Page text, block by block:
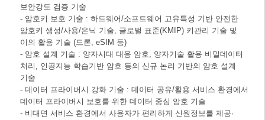
보안강도 검증 기술
- 암호키 보호 기술 : 하드웨어/소프트웨어 고유특성 기반 안전한
암호키 생성/사용/은닉 기술, 글로벌 표준(KMIP) 키관리 기술 및
이의 활용 기술 (드론, eSIM 등)
- 암호 설계 기술 : 양자시대 대응 암호, 양자기술 활용 비밀데이터
처리, 인공지능 학습기반 암호 등의 신규 논리 기반의 암호 설계
기술
- 데이터 프라이버시 강화 기술 : 데이터 공유/활용 서비스 환경에서
데이터 프라이버시 보호를 위한 데이터 중심 암호 기술
- 비대면 서비스 환경에서 사용자가 편리하게 신원정보를 제공·